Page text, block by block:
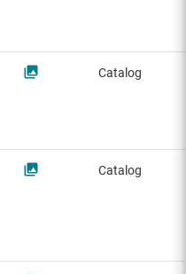
Catalog
Catalog